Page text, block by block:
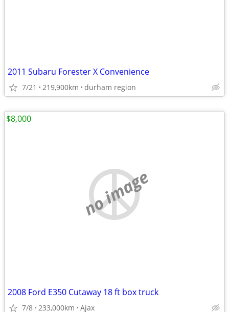
2011 Subaru Forester X Convenience
7/21 219,900km durham region
no image
2008 Ford E350 Cutaway 18 ft box truck
7/8 233,000km Ajax
$8,000